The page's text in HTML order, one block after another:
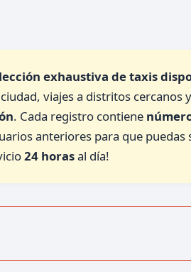
exhaustiva detaxis
viajes a distritos cercanos
. Cada registro contiene
anteriores para que
24 horasal día!